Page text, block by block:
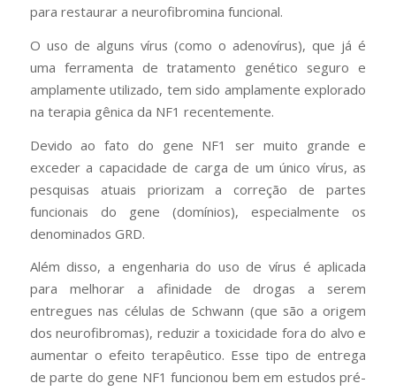
para restaurar a neurofibromina funcional.
O uso de alguns vírus (como o adenovírus), que já é
uma ferramenta de tratamento genético seguro e
amplamente utilizado, tem sido amplamente explorado
na terapia gênica da NF1 recentemente.
Devido ao fato do gene NF1 ser muito grande e
exceder a capacidade de carga de um único vírus, as
pesquisas atuais priorizam a correção de partes
funcionais do gene (domínios), especialmente os
denominados GRD.
Além disso, a engenharia do uso de vírus é aplicada
para melhorar a afinidade de drogas a serem
entregues nas células de Schwann (que são a origem
dos neurofibromas), reduzir a toxicidade fora do alvo e
aumentar o efeito terapêutico. Esse tipo de entrega
de parte do gene NF1 funcionou bem em estudos pré-